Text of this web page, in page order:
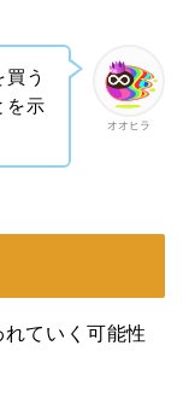
オオヒラ
う
を示
ていく可能性